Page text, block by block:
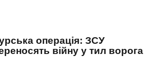
операція: ЗСУ
війну у тил ворога